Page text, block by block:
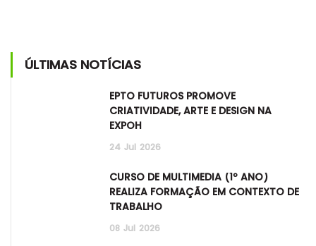
ÚLTIMAS NOTÍCIAS
EPTO FUTUROS PROMOVE
CRIATIVIDADE, ARTE E DESIGN NA
EXPOH
24 Jul 2026
CURSO DE MULTIMÉDIA (1º ANO)
REALIZA FORMAÇÃO EM CONTEXTO DE
TRABALHO
08 Jul 2026